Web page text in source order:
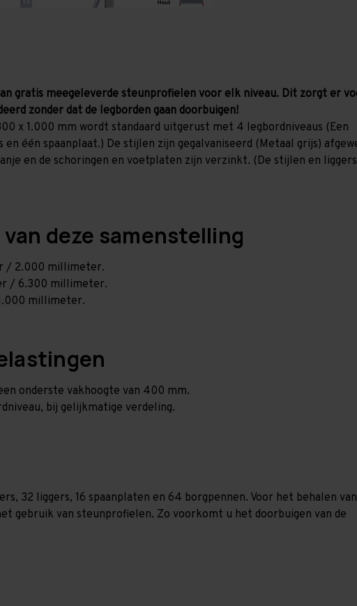
gratis meegeleverde steunprofielen voor elk niveau. Dit zorgt er
zonder dat de legborden gaan doorbuigen!
x 1.000 mm wordt standaard uitgerust met 4 legbordniveaus (Een
één spaanplaat.) De stijlen zijn gegalvaniseerd (Metaal grijs)
en de schoringen en voetplaten zijn verzinkt. (De stijlen en
deze samenstelling
/ 2.000 millimeter.
/ 6.300 millimeter.
millimeter.
onderste vakhoogte van 400 mm.
bij gelijkmatige verdeling.
32 liggers, 16 spaanplaten en 64 borgpennen. Voor het behalen
gebruik van steunprofielen. Zo voorkomt u het doorbuigen van de